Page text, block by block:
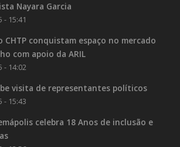
Nayara Garcia
- 15:41
CHTP conquistam espaço no mercado
com apoio da ARIL
- 14:02
visita de representantes políticos
- 15:43
celebra 18 Anos de inclusão e